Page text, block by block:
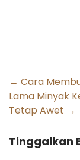
Post
← Cara
Lama Minyak
Tetap Awet →
Tinggalkan